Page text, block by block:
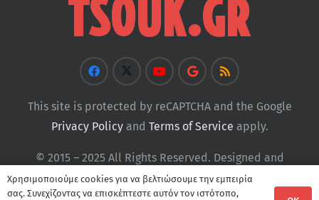
This site is protected by reCAPTCHA and the Google
Privacy Policyand Terms of Service apply.
© 2015 – 2025 All Rights Reserved. Designed and
Developed byTsouk
Χρησιμοποιούμε cookies για να βελτιώσουμε την εμπειρία
σας. Συνεχίζοντας να επισκέπτεστε αυτόν τον ιστότοπο,